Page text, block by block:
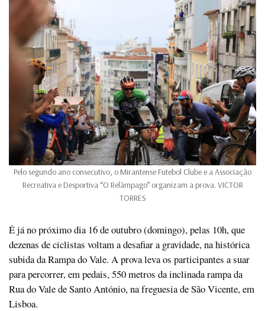
Pelo segundo ano consecutivo, o Mirantense Futebol Clube e a Associação
Recreativa e Desportiva “O Relâmpago” organizam a prova. VICTOR
TORRES
É já no próximo dia 16 de outubro (domingo), pelas 10h, que
dezenas de ciclistas voltam a desafiar a gravidade, na histórica
subida da Rampa do Vale. A prova leva os participantes a suar
para percorrer, em pedais, 550 metros da inclinada rampa da
Rua do Vale de Santo António, na freguesia de São Vicente, em
Lisboa.